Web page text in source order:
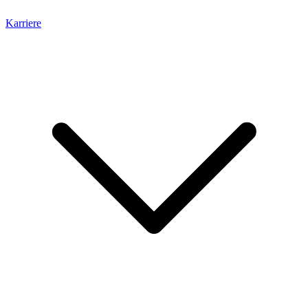
Karriere